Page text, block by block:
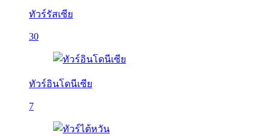
ทัวร์รัสเซีย
30
ทัวร์อินโดนีเซีย
7